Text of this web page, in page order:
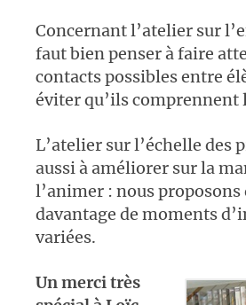
Concernant l’atelier sur
faut bien penser à faire
contacts possibles entre
éviter qu’ils comprennent
L’atelier sur l’échelle des
aussi à améliorer sur la
l’animer : nous proposons
davantage de moments
variées.
Un merci très